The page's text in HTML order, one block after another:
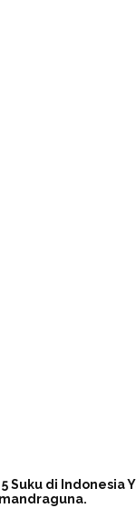
5 Suku di Indonesia